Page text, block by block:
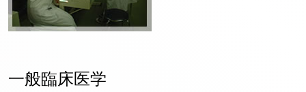
一般臨床医学